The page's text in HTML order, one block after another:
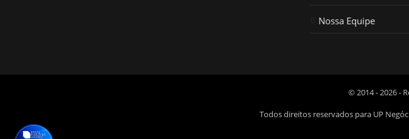
Nossa Equipe
© 2014 - 2026 -
Todos direitos reservados para UP